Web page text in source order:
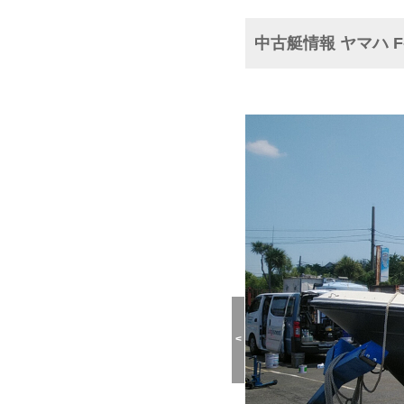
中古艇情報 ヤマハ
<